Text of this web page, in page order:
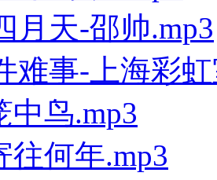
月天-邵帅.mp3
难事-上海彩
中鸟.mp3
往何年.mp3